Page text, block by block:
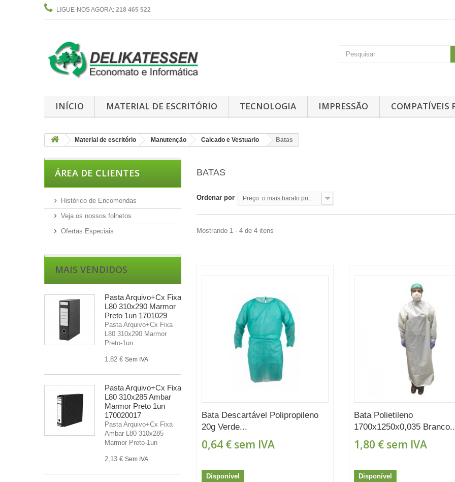
LIGUE-NOS AGORA: 218 465 522
INÍCIO MATERIAL DE ESCRITÓRIO TECNOLOGIA IMPRESSÃO COMPATÍVEIS
Material de escritório Manutenção Calcado e Vestuario Batas
ÁREA DE CLIENTES
Histórico de Encomendas
Veja os nossos folhetos
Ofertas Especiais
MAIS VENDIDOS
Pasta Arquivo+Cx Fixa
L80 310x290 Marmor
Preto 1un 1701029
Pasta Arquivo+Cx Fixa
L80 310x290 Marmor
Preto-1un
1,82 € Sem IVA
Pasta Arquivo+Cx Fixa
L80 310x285 Ambar
Marmor Preto 1un
170020017
Pasta Arquivo+Cx Fixa
Ambar L80 310x285
Marmor Preto-1un
2,13 € Sem IVA
BATAS
Ordenar por
Mostrando 1 - 4 de 4 itens
Bata Descartável Polipropileno
20g Verde...
0,64 € sem IVA
Disponível
Bata Polietileno
1700x1250x0,035
1,80 €sem IVA
Disponível